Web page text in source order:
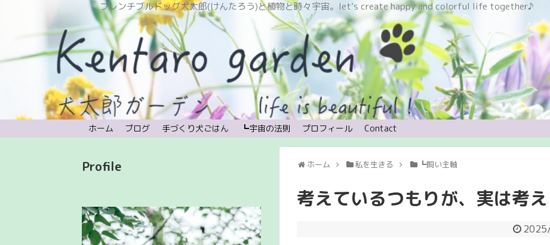
フレンチブルドッグ犬太郎(けんたろう)と植物と時々宇宙。let’s create happy and colorful life together♪
ホーム ブログ 手づくり犬ごはん ┗宇宙の法則 プロフィール Contact
ホーム 私を生きる ┗飼い主軸
考えているつもりが、実は考え
Profile